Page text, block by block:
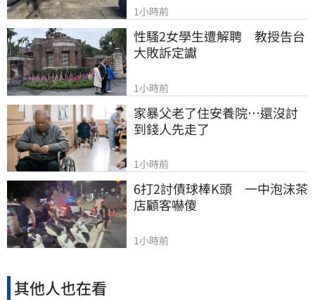
1小時前
性騷2女學生遭解聘　教授告台
大敗訴定讞
1小時前
家暴父老了住安養院…還沒討
到錢人先走了
1小時前
6打2討債球棒K頭　一中泡沫茶
店顧客嚇傻
1小時前
其他人也在看